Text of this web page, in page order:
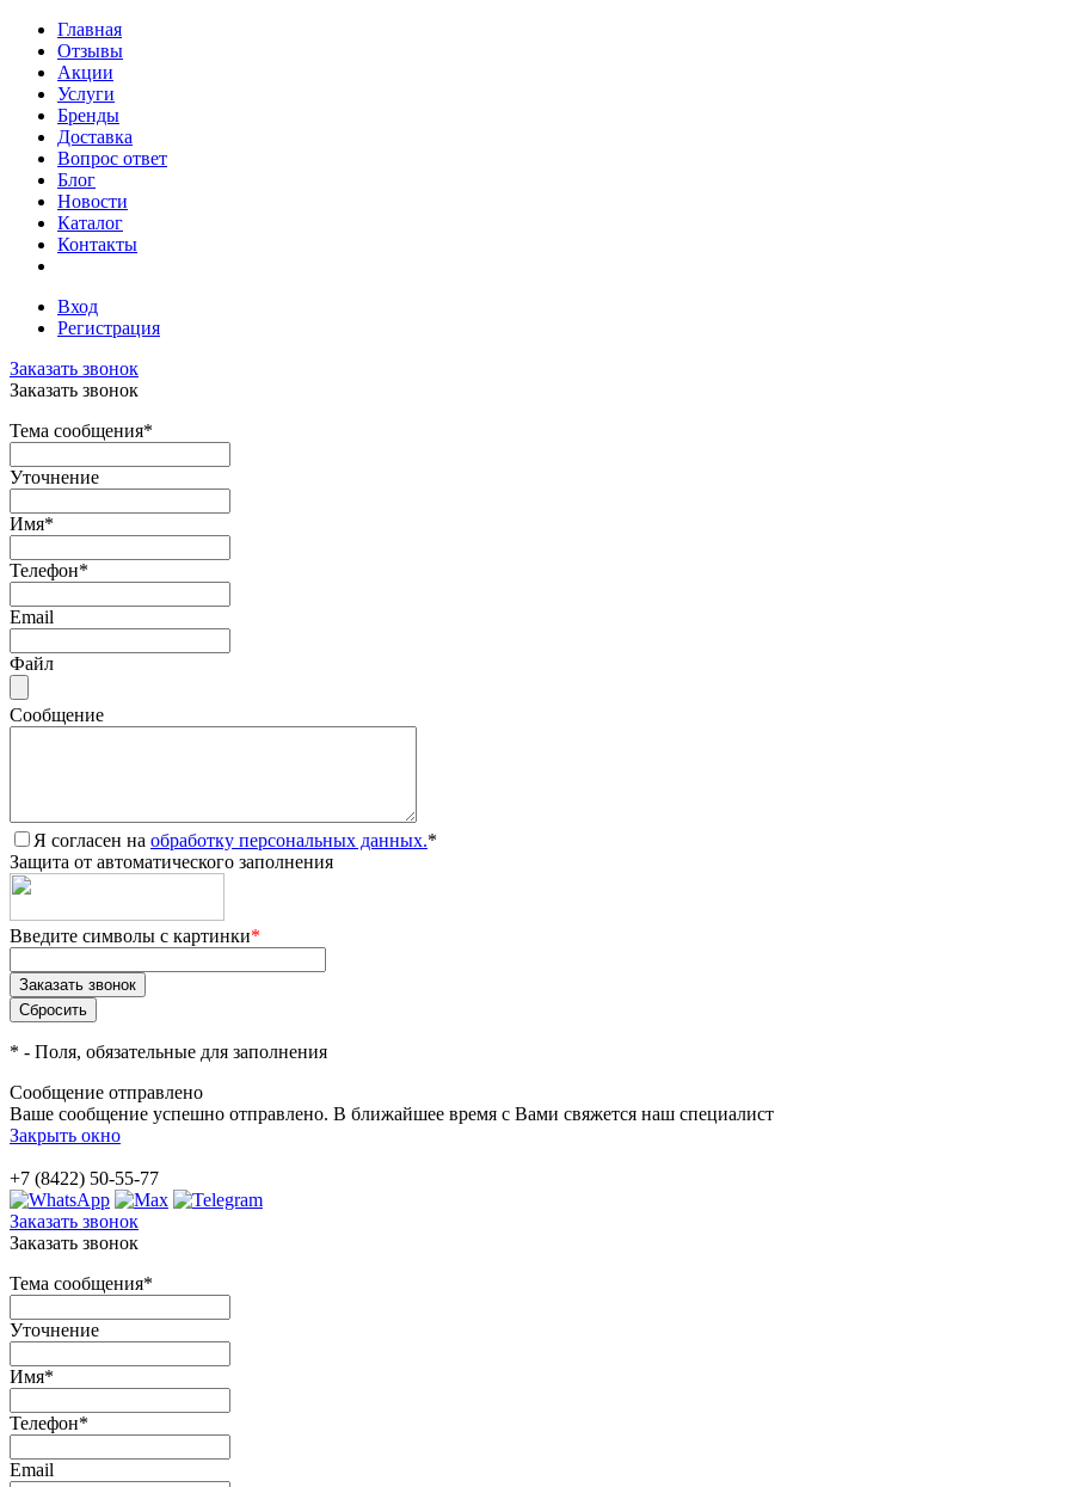
Главная
Отзывы
Акции
Услуги
Бренды
Доставка
Вопрос ответ
Блог
Новости
Каталог
Контакты
Вход
Регистрация
Заказать звонок
Заказать звонок
Тема сообщения*
Уточнение
Имя*
Телефон*
Email
Файл
Сообщение
Я согласен на обработку персональных данных.*
Защита от автоматического заполнения
Введите символы с картинки*
* - Поля, обязательные для заполнения
Сообщение отправлено
Ваше сообщение успешно отправлено. В ближайшее время с Вами свяжется наш специалист
Закрыть окно
+7 (8422) 50-55-77
Заказать звонок
Заказать звонок
Тема сообщения*
Уточнение
Имя*
Телефон*
Email